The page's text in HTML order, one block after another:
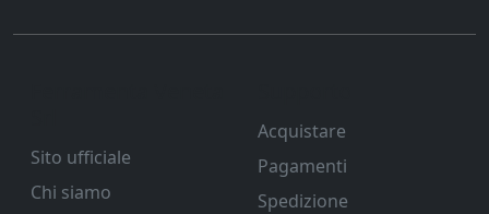
Sito ufficiale
Chi siamo
Acquistare
Pagamenti
Spedizione